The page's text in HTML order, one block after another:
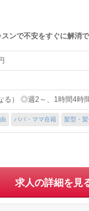
スンで不安をすぐに解消
る） ◎週2～、1時間4時
パパ・ママ在籍 髪型・
求人の詳細を見